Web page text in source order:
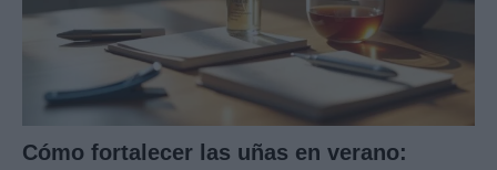
Cómo fortalecer las uñas en verano: